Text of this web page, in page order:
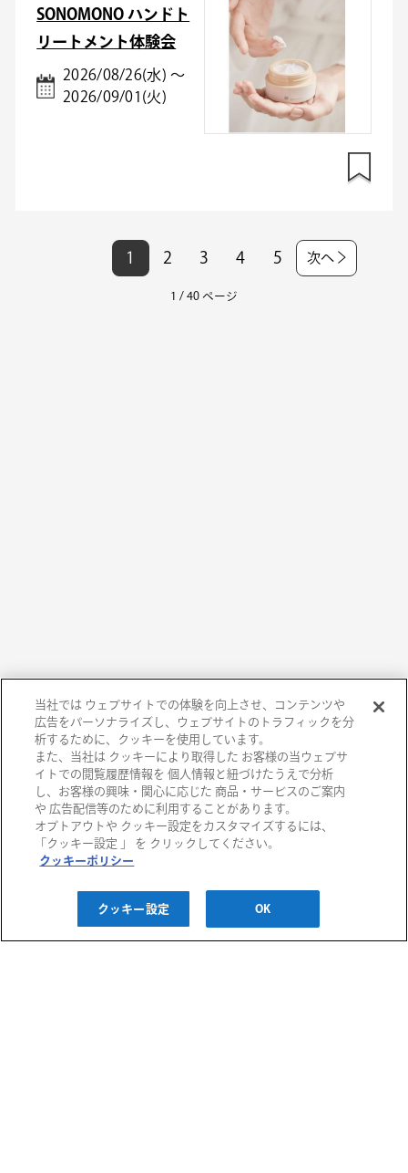
SONOMONO ハンドト
リートメント体験会
2026/08/26(水) ～
2026/09/01(火)
1 2 3 4 5 次へ
1 / 40 ページ
阪急百貨店
阪急メンズ大阪 神戸阪急
阪神百貨店
阪神梅田本店 阪神・にしのみや
当社では ウェブサイトでの体験を向上させ、コンテンツや
広告をパーソナライズし、ウェブサイトのトラフィックを分
析するために、クッキーを使用しています。
また、当社は クッキーにより取得した お客様の当ウェブサ
イトでの閲覧履歴情報を 個人情報と紐づけたうえで分析
し、お客様の興味・関心に応じた 商品・サービスのご案内
や 広告配信等のために利用することがあります。
オプトアウトや クッキー設定をカスタマイズするには、
「クッキー設定 」 を クリックしてください。
クッキーポリシー
クッキー設定 OK